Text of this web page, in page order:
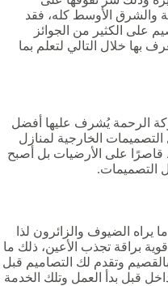
والشرق الأوسط كله، فقد
الكثير من الجوائز
بها خلال التالي لتعلم بما
الرحمة يُشرف عليها أفضل
الخارجية لمنازل
قاصرًا على الأرضيات بل أصبح
التصميمات.
يراه الضيوف والزائرون لذا
براقة تجذب الأعين، ذلك ما
وتقدم لك التصاميم قبل
قبل بدأ العمل وتلك الخدمة